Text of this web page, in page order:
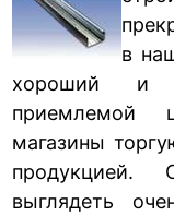
в
хороший и
приемлемой
магазины
выглядеть